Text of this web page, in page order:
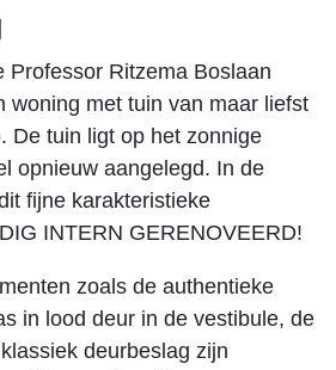
Professor Ritzema Boslaan
woning met tuin van maar liefst
De tuin ligt op het zonnige
opnieuw aangelegd. In de
fijne karakteristieke
INTERN GERENOVEERD!
zoals de authentieke
in lood deur in de vestibule, de
deurbeslag zijn